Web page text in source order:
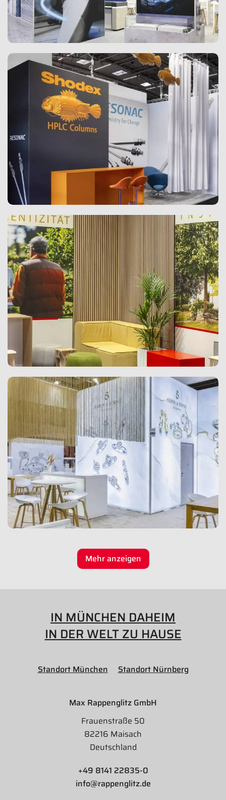
Mehr anzeigen
IN MÜNCHEN DAHEIM
IN DER WELT ZU HAUSE
Standort München Standort Nürnberg
Max Rappenglitz GmbH
Frauenstraße 50
82216 Maisach
Deutschland
+49 8141 22835-0
info@rappenglitz.de